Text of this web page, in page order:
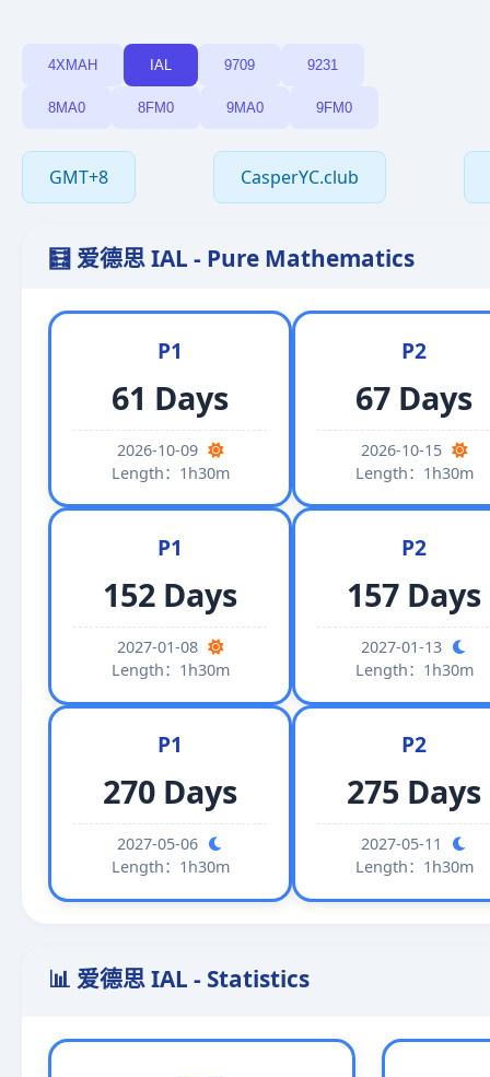
4XMAH IAL 9709 9231
8MA0 8FM0 9MA0 9FM0
GMT+8 CasperYC.club
🧮 爱德思 IAL - Pure Mathematics
P1
61 Days
2026-10-09
Length：1h30m
P2
67 Days
2026-10-15
Length：1h30m
P1
152 Days
2027-01-08
Length：1h30m
P2
157 Days
2027-01-13
Length：1h30m
P1
270 Days
2027-05-06
Length：1h30m
P2
275 Days
2027-05-11
Length：1h30m
📊 爱德思 IAL - Statistics